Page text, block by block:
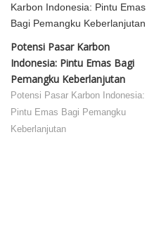
Potensi Pasar Karbon
Indonesia: Pintu Emas Bagi
Pemangku Keberlanjutan
Potensi Pasar Karbon Indonesia:
Pintu Emas Bagi Pemangku
Keberlanjutan